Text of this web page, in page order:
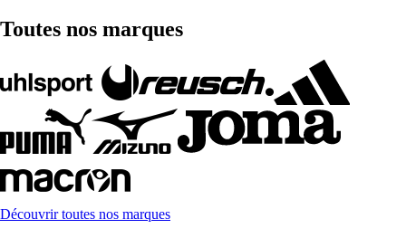
Toutes nos marques
Découvrir toutes nos marques